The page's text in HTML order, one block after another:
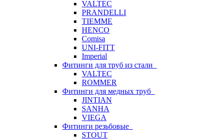
VALTEC
PRANDELLI
TIEMME
HENCO
Comisa
UNI-FITT
Imperial
Фитинги для труб из стали
VALTEC
ROMMER
Фитинги для медных труб
JINTIAN
SANHA
VIEGA
Фитинги резьбовые
STOUT